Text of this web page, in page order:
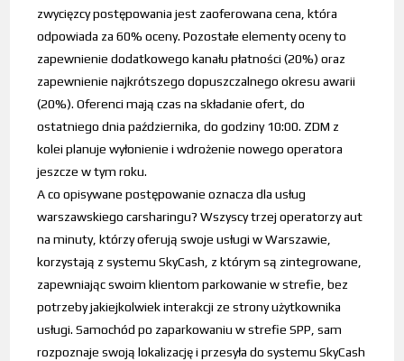
zwycięzcy postępowania jest zaoferowana cena, która
odpowiada za 60% oceny. Pozostałe elementy oceny to
zapewnienie dodatkowego kanału płatności (20%) oraz
zapewnienie najkrótszego dopuszczalnego okresu awarii
(20%). Oferenci mają czas na składanie ofert, do
ostatniego dnia października, do godziny 10:00. ZDM z
kolei planuje wyłonienie i wdrożenie nowego operatora
jeszcze w tym roku.
A co opisywane postępowanie oznacza dla usług
warszawskiego carsharingu? Wszyscy trzej operatorzy aut
na minuty, którzy oferują swoje usługi w Warszawie,
korzystają z systemu SkyCash, z którym są zintegrowane,
zapewniając swoim klientom parkowanie w strefie, bez
potrzeby jakiejkolwiek interakcji ze strony użytkownika
usługi. Samochód po zaparkowaniu w strefie SPP, sam
rozpoznaje swoją lokalizację i przesyła do systemu SkyCash